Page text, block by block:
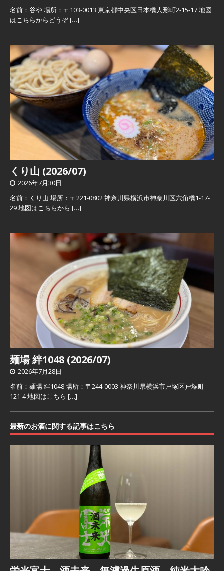
名前：谷や 場所：〒103-0013 東京都中央区日本橋人形町2-15-17 地図
はこちらからどうぞ[…]
くり山 (2026/07)
2026年7月30日
名前：くり山 場所：〒221-0802 神奈川県横浜市神奈川区六角橋1-17-
29 地図はこちらから […]
麺場 絆1048 (2026/07)
2026年7月28日
名前：麺場 絆1048 場所：〒244-0003 神奈川県横浜市戸塚区戸塚町
121-4 地図はこちら […]
最新のお酒に関する記事はこちら